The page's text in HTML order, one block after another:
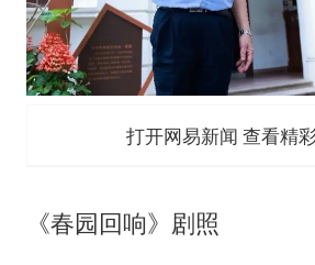
打开网易新闻 查看精
《春园回响》剧照